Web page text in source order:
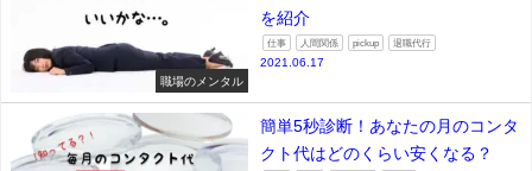
職場のメンタル
を紹介
仕事 人間関係 pickup 退職代行
2021.06.17
簡単5秒診断！あなたの月のコンタ
クト代はどのくらい安くなる？